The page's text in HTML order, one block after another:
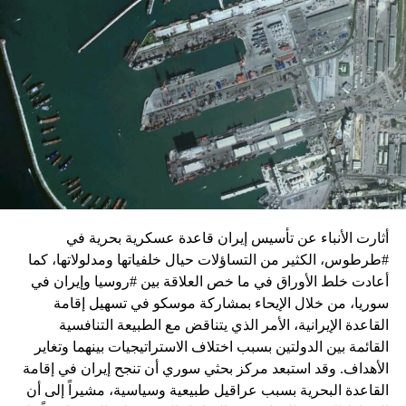
زيارة تأتي في إطار الجهود الدبلوماسية المكثفة التي تبذلها
واشنطن للدفع بالمفاوضات والتوصل إلى اتفاق لوقف لإطلاق
النار في غزة.
ويبدو أن نتنياهو استبق زيارة بلينكن لإسرائيل بالتأكيد على أن
الضغوط يجب أن تتوجه إلى حماس، وليس على حكومته.
كما وقال بيان من مكتب نتنياهو إنه مصر على بقاء القوات
الإسرائيلية في محور فيلادلفيا “لمنع الإرهابيين من إعادة
التسلح”.
وفي هذا السياق، قال الكاتب والباحث السياسي الفلسطيني
جمال زقوت في حديث لـ”سكاي نيوز عربية”:
حماس ليست عقبة في المفاوضات وأي حديث من هذا
القبيل تجني على الموقف الفلسطيني.
المعضلة الأساسية هي أن نتنياهو يعرض المجتمع
الإسرائيلي والمنطقة للخطر.
أثارت الأنباء عن تأسيس إيران قاعدة عسكرية بحرية في
#طرطوس، الكثير من التساؤلات حيال خلفياتها ومدلولاتها، كما
أعادت خلط الأوراق في ما خص العلاقة بين #روسيا وإيران في
سوريا، من خلال الإيحاء بمشاركة موسكو في تسهيل إقامة
القاعدة الإيرانية، الأمر الذي يتناقض مع الطبيعة التنافسية
القائمة بين الدولتين بسبب اختلاف الاستراتيجيات بينهما وتغاير
الأهداف. وقد استبعد مركز بحثي سوري أن تنجح إيران في إقامة
القاعدة البحرية بسبب عراقيل طبيعية وسياسية، مشيراً إلى أن